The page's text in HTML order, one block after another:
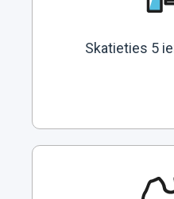
Skatieties 5